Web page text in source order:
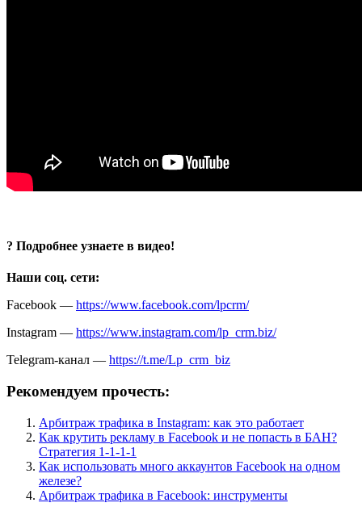
? Подробнее узнаете в видео!
Наши соц. сети:
Facebook — https://www.facebook.com/lpcrm/
Instagram — https://www.instagram.com/lp_crm.biz/
Telegram-канал — https://t.me/Lp_crm_biz
Рекомендуем прочесть:
Арбитраж трафика в Instagram: как это работает
Как крутить рекламу в Facebook и не попасть в БАН?
Стратегия 1-1-1-1
Как использовать много аккаунтов Facebook на одном
железе?
Арбитраж трафика в Facebook: инструменты